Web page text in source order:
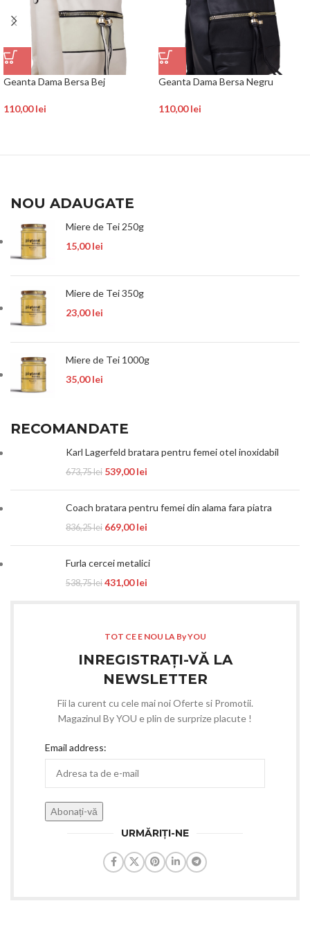
Geanta Dama Bersa Bej
110,00lei
Geanta Dama Bersa Negru
110,00lei
NOU ADAUGATE
Miere de Tei 250g
15,00lei
Miere de Tei 350g
23,00lei
Miere de Tei 1000g
35,00lei
RECOMANDATE
Karl Lagerfeld bratara pentru femei otel inoxidabil
673,75lei 539,00lei
Coach bratara pentru femei din alama fara piatra
836,25lei 669,00lei
Furla cercei metalici
538,75lei 431,00lei
TOT CE E NOU LA By YOU
INREGISTRAȚI-VĂ LA
NEWSLETTER
Fii la curent cu cele mai noi Oferte si Promotii.
Magazinul By YOU e plin de surprize placute !
Email address:
URMĂRIȚI-NE